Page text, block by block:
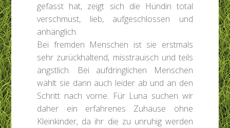
gefasst hat, zeigt sich die Hündin total
verschmust, lieb, aufgeschlossen und
anhänglich.
Bei fremden Menschen ist sie erstmals
sehr zurückhaltend, misstrauisch und teils
ängstlich. Bei aufdringlichen Menschen
wählt sie dann auch leider ab und an den
Schritt nach vorne. Für Luna suchen wir
daher ein erfahrenes Zuhause ohne
Kleinkinder, da ihr die zu unruhig werden